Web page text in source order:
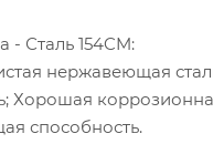
- Сталь 154CM:
нержавеющая
Хорошая
способность.